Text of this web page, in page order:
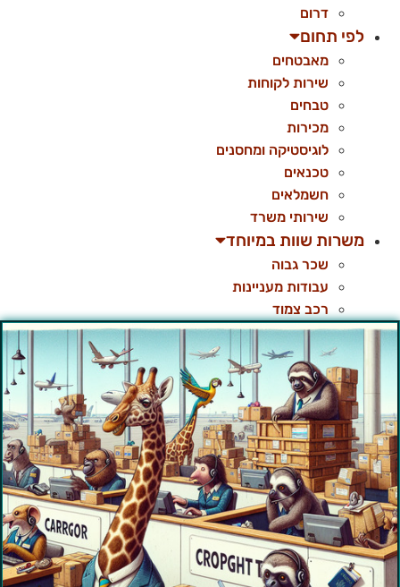
דרום
לפי תחום
מאבטחים
שירות לקוחות
טבחים
מכירות
לוגיסטיקה ומחסנים
טכנאים
חשמלאים
שירותי משרד
משרות שוות במיוחד
שכר גבוה
עבודות מעניינות
רכב צמוד